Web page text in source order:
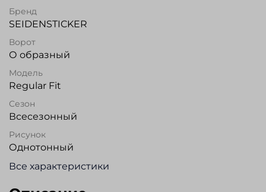
Бренд
SEIDENSTICKER
Ворот
О образный
Модель
Regular Fit
Сезон
Всесезонный
Рисунок
Однотонный
Все характеристики